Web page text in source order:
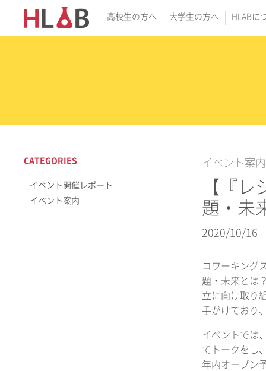
高校生の方へ 大学生の方へ HLABに
イベント案内
【『
題・未
2020/10/16
コワーキング
題・未来とは
立に向け取り
手がけており
イベントでは
てトークをし
年内オープン
CATEGORIES
イベント開催レポート
イベント案内